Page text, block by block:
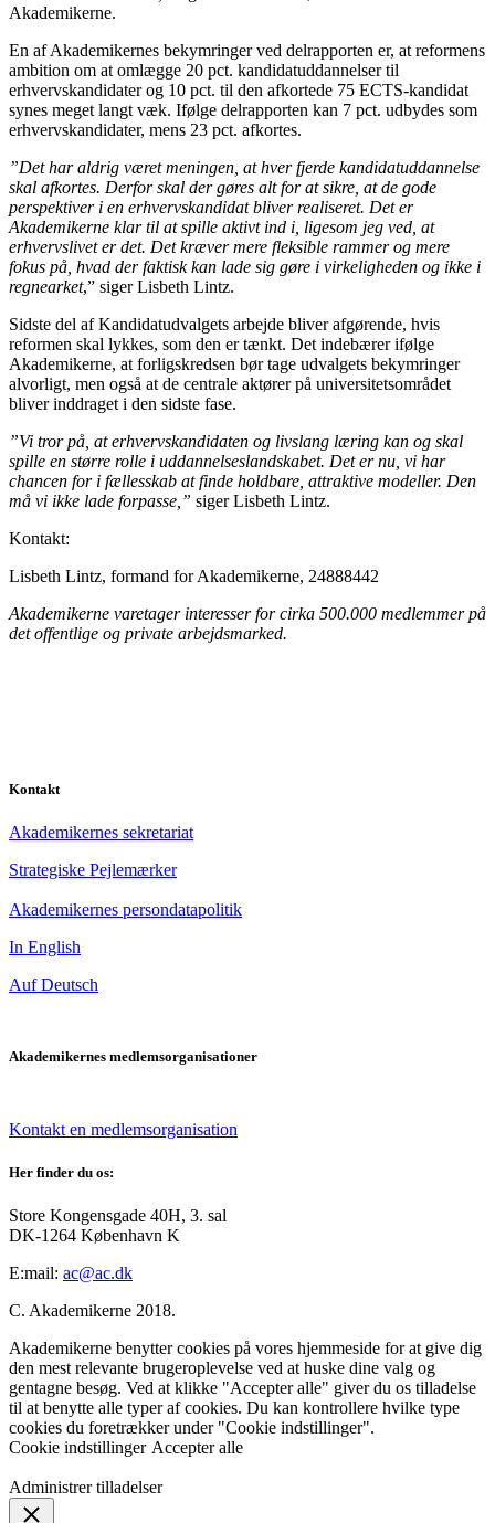
Akademikerne.
En af Akademikernes bekymringer ved delrapporten er, at reformens
ambition om at omlægge 20 pct. kandidatuddannelser til
erhvervskandidater og 10 pct. til den afkortede 75 ECTS-kandidat
synes meget langt væk. Ifølge delrapporten kan 7 pct. udbydes som
erhvervskandidater, mens 23 pct. afkortes.
”Det har aldrig været meningen, at hver fjerde kandidatuddannelse
skal afkortes. Derfor skal der gøres alt for at sikre, at de gode
perspektiver i en erhvervskandidat bliver realiseret. Det er
Akademikerne klar til at spille aktivt ind i, ligesom jeg ved, at
erhvervslivet er det. Det kræver mere fleksible rammer og mere
fokus på, hvad der faktisk kan lade sig gøre i virkeligheden og ikke i
regnearket,” siger Lisbeth Lintz.
Sidste del af Kandidatudvalgets arbejde bliver afgørende, hvis
reformen skal lykkes, som den er tænkt. Det indebærer ifølge
Akademikerne, at forligskredsen bør tage udvalgets bekymringer
alvorligt, men også at de centrale aktører på universitetsområdet
bliver inddraget i den sidste fase.
”Vi tror på, at erhvervskandidaten og livslang læring kan og skal
spille en større rolle i uddannelseslandskabet. Det er nu, vi har
chancen for i fællesskab at finde holdbare, attraktive modeller. Den
må vi ikke lade forpasse,” siger Lisbeth Lintz.
Kontakt:
Lisbeth Lintz, formand for Akademikerne, 24888442
Akademikerne varetager interesser for cirka 500.000 medlemmer på
det offentlige og private arbejdsmarked.
Kontakt
Akademikernes sekretariat
Strategiske Pejlemærker
Akademikernes persondatapolitik
In English
Auf Deutsch
Akademikernes medlemsorganisationer
Kontakt en medlemsorganisation
Her finder du os:
Store Kongensgade 40H, 3. sal
DK-1264 København K
E:mail: ac@ac.dk
C. Akademikerne 2018.
Akademikerne benytter cookies på vores hjemmeside for at give dig
den mest relevante brugeroplevelse ved at huske dine valg og
gentagne besøg. Ved at klikke "Accepter alle" giver du os tilladelse
til at benytte alle typer af cookies. Du kan kontrollere hvilke type
cookies du foretrækker under "Cookie indstillinger".
Cookie indstillinger Accepter alle
Administrer tilladelser